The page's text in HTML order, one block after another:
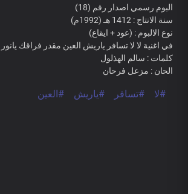
البوم رسمي اصدار رقم (18)
سنة الانتاج : 1412 هـ (1992م)
نوع الالبوم : (عود + ايقاع)
في اغنية لا لا تسافر ياريش العين مقدر فراقك
كلمات : سالم الهذلول
الحان : مزعل فرحان
#لا #تسافر #ياريش #العين